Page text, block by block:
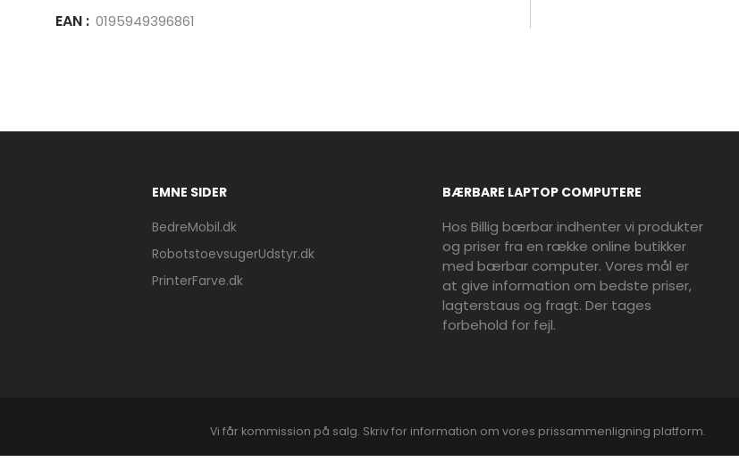
EAN : 0195949396861
EMNE SIDER
BedreMobil.dk
RobotstoevsugerUdstyr.dk
PrinterFarve.dk
BÆRBARE LAPTOP COMPUTERE
Hos Billig bærbar indhenter vi produkter
og priser fra en række online butikker
med bærbar computer. Vores mål er
at give information om bedste priser,
lagterstaus og fragt. Der tages
forbehold for fejl.
Vi får kommission på salg. Skriv for information om vores prissammenligning platform.